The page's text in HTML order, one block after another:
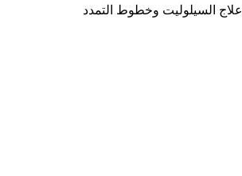
علاج السيلوليت وخطوط التمدد